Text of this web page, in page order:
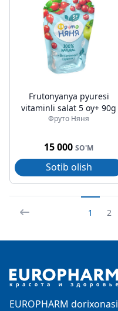
Frutonyanya pyuresi
vitaminli salat 5 oy+ 90g
Фруто Няня
15 000 SO'M
Sotib olish
1 2
EUROPHARM dorixonasi